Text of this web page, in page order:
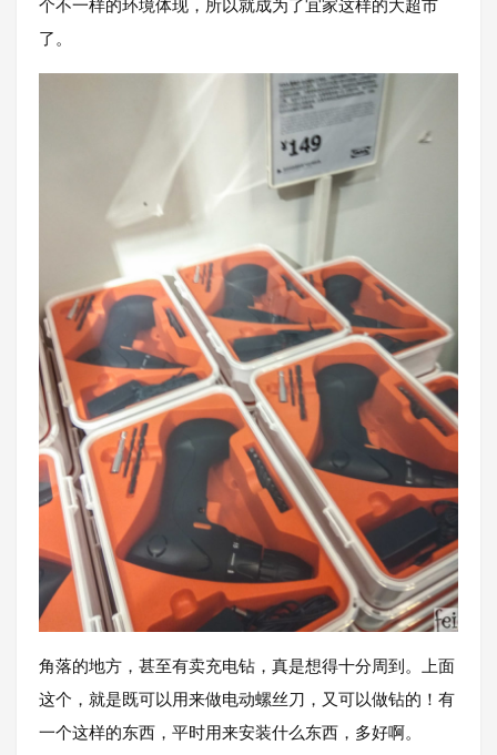
个不一样的环境体现，所以就成为了宜家这样的大超市
了。
角落的地方，甚至有卖充电钻，真是想得十分周到。上面
这个，就是既可以用来做电动螺丝刀，又可以做钻的！有
一个这样的东西，平时用来安装什么东西，多好啊。